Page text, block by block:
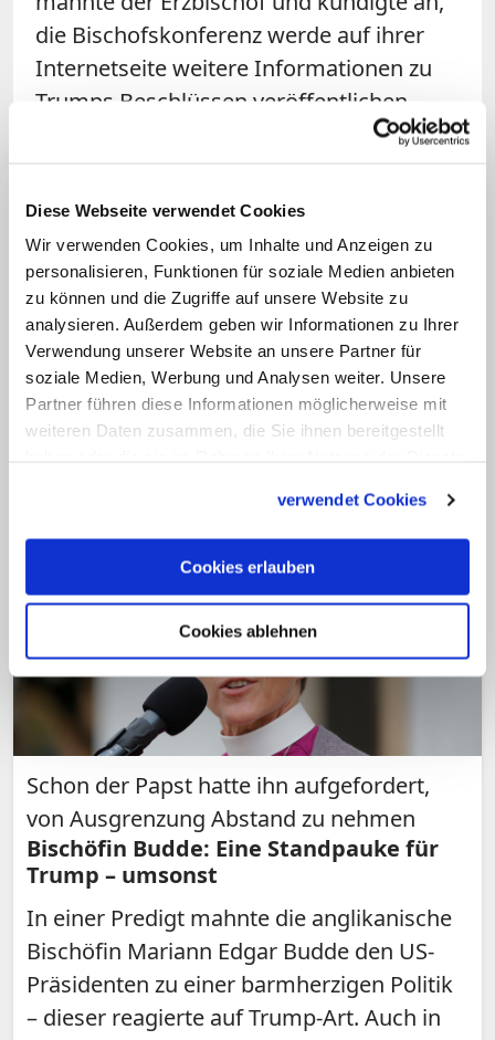
Diese Webseite verwendet Cookies
Wir verwenden Cookies, um Inhalte und Anzeigen zu
personalisieren, Funktionen für soziale Medien anbieten
zu können und die Zugriffe auf unsere Website zu
analysieren. Außerdem geben wir Informationen zu Ihrer
Verwendung unserer Website an unsere Partner für
soziale Medien, Werbung und Analysen weiter. Unsere
Partner führen diese Informationen möglicherweise mit
weiteren Daten zusammen, die Sie ihnen bereitgestellt
verwendet Cookies
Cookies erlauben
Cookies ablehnen
die Bischofskonferenz werde auf ihrer
Internetseite weitere Informationen zu
Trumps Beschlüssen veröffentlichen.
Amtsübernahme warder neue US-
Präsident am Dienstag von einer
anglikanischen Bischöfin kritisiert
worden. Mariann Edgar Budde hatte sich
besorgt über Trumps Pläne in der
Migrationspolitik geäußert und um
Barmherzigkeit für sexuelle Minderheiten
Schon der Papst hatte ihn aufgefordert,
von Ausgrenzung Abstand zu nehmen
Bischöfin Budde: Eine Standpauke für
Trump – umsonst
In einer Predigt mahnte die anglikanische
Bischöfin Mariann Edgar Budde den US-
Präsidenten zu einer barmherzigen Politik
– dieser reagierte auf Trump-Art. Auch in